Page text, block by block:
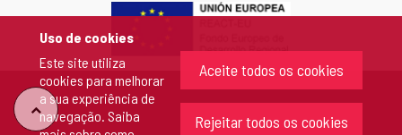
Uso de cookies
Este site utiliza
cookies para melhorar
a sua experiência de
navegação. Saiba
Aceite todos os cookies
Rejeitar todos os cookies
abrirá
nueva.
abrirá
ventana
nueva.
abrirá
ventana
nueva.
abrirá
nueva.
"Voltar